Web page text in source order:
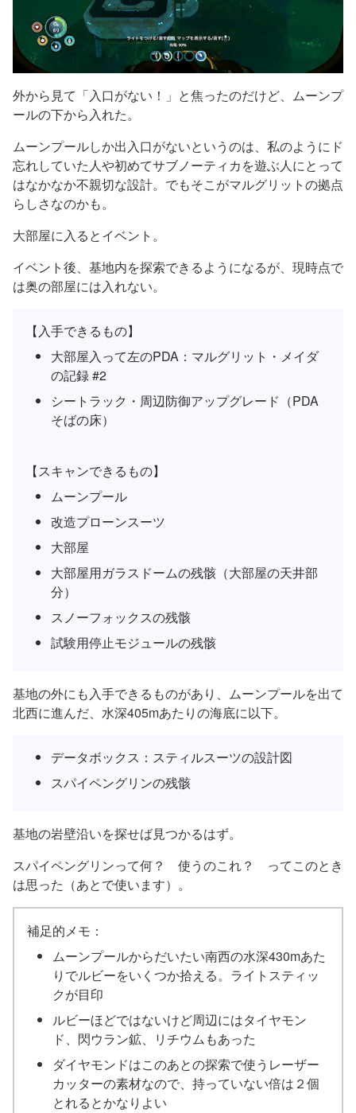
外から見て「入口がない！」と焦ったのだけど、ムーンプ
ールの下から入れた。
ムーンプールしか出入口がないというのは、私のようにド
忘れしていた人や初めてサブノーティカを遊ぶ人にとって
はなかなか不親切な設計。でもそこがマルグリットの拠点
らしさなのかも。
大部屋に入るとイベント。
イベント後、基地内を探索できるようになるが、現時点で
は奥の部屋には入れない。
【入手できるもの】
大部屋入って左のPDA：マルグリット・メイダ
の記録 #2
シートラック・周辺防御アップグレード（PDA
そばの床）
【スキャンできるもの】
ムーンプール
改造プローンスーツ
大部屋
大部屋用ガラスドームの残骸（大部屋の天井部
分）
スノーフォックスの残骸
試験用停止モジュールの残骸
基地の外にも入手できるものがあり、ムーンプールを出て
北西に進んだ、水深405mあたりの海底に以下。
データボックス：スティルスーツの設計図
スパイペングリンの残骸
基地の岩壁沿いを探せば見つかるはず。
スパイペングリンって何？ 使うのこれ？ ってこのとき
は思った（あとで使います）。
補足的メモ：
ムーンプールからだいたい南西の水深430mあた
りでルビーをいくつか拾える。ライトスティッ
クが目印
ルビーほどではないけど周辺にはタイヤモン
ド、閃ウラン鉱、リチウムもあった
ダイヤモンドはこのあとの探索で使うレーザー
カッターの素材なので、持っていない倍は２個
とれるとかなりよい